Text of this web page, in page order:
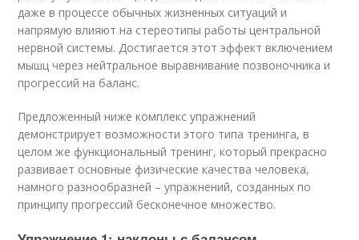
даже в процессе обычных жизненных ситуаций и
напрямую влияют на стереотипы работы центральной
нервной системы. Достигается этот эффект включением
мышц через нейтральное выравнивание позвоночника и
прогрессий на баланс.
Предложенный ниже комплекс упражнений
демонстрирует возможности этого типа тренинга, в
целом же функциональный тренинг, который прекрасно
развивает основные физические качества человека,
намного разнообразней – упражнений, созданных по
принципу прогрессий бесконечное множество.